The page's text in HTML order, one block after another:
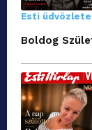
Esti
Boldog